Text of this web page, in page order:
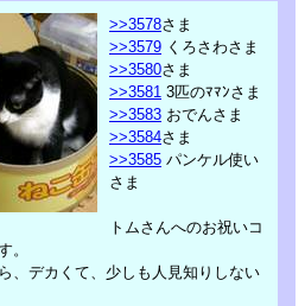
>>3578さま
>>3579 くろさわさま
>>3580さま
>>3581 3匹のﾏﾏﾝさま
>>3583 おでんさま
>>3584さま
>>3585 パンケル使い
さま
トムさんへのお祝いコ
。
、デカくて、少しも人見知りしない